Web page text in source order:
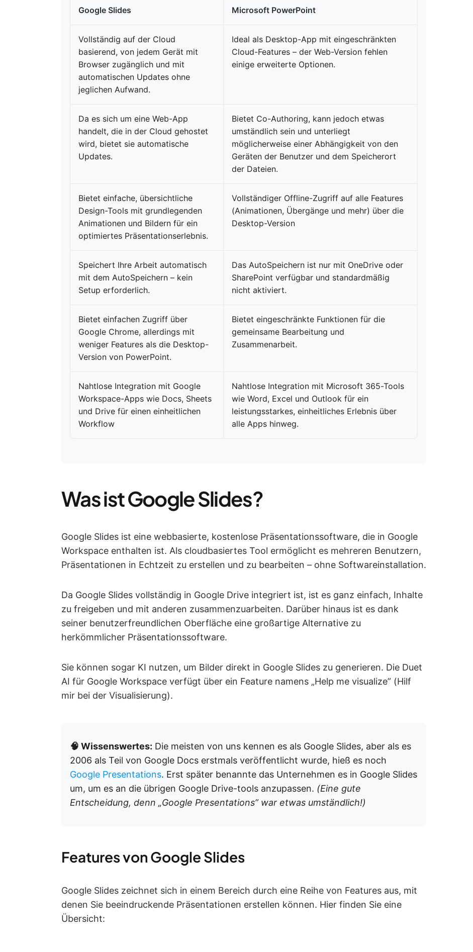
Google Slides Microsoft PowerPoint
Vollständig auf der Cloud
basierend, von jedem Gerät mit
Browser zugänglich und mit
automatischen Updates ohne
jeglichen Aufwand.
Ideal als Desktop-App mit eingeschränkten
Cloud-Features – der Web-Version fehlen
einige erweiterte Optionen.
Da es sich um eine Web-App
handelt, die in der Cloud gehostet
wird, bietet sie automatische
Updates.
Bietet Co-Authoring, kann jedoch etwas
umständlich sein und unterliegt
möglicherweise einer Abhängigkeit von den
Geräten der Benutzer und dem Speicherort
der Dateien.
Bietet einfache, übersichtliche
Design-Tools mit grundlegenden
Animationen und Bildern für ein
optimiertes Präsentationserlebnis.
Vollständiger Offline-Zugriff auf alle Features
(Animationen, Übergänge und mehr) über die
Desktop-Version
Speichert Ihre Arbeit automatisch
mit dem AutoSpeichern – kein
Setup erforderlich.
Das AutoSpeichern ist nur mit OneDrive oder
SharePoint verfügbar und standardmäßig
nicht aktiviert.
Bietet einfachen Zugriff über
Google Chrome, allerdings mit
weniger Features als die Desktop-
Version von PowerPoint.
Bietet eingeschränkte Funktionen für die
gemeinsame Bearbeitung und
Zusammenarbeit.
Nahtlose Integration mit Google
Workspace-Apps wie Docs, Sheets
und Drive für einen einheitlichen
Workflow
Nahtlose Integration mit Microsoft 365-Tools
wie Word, Excel und Outlook für ein
leistungsstarkes, einheitliches Erlebnis über
alle Apps hinweg.
Was ist Google Slides?
Google Slides ist eine webbasierte, kostenlose Präsentationssoftware, die in Google
Workspace enthalten ist. Als cloudbasiertes Tool ermöglicht es mehreren Benutzern,
Präsentationen in Echtzeit zu erstellen und zu bearbeiten – ohne Softwareinstallation.
Da Google Slides vollständig in Google Drive integriert ist, ist es ganz einfach, Inhalte
zu freigeben und mit anderen zusammenzuarbeiten. Darüber hinaus ist es dank
seiner benutzerfreundlichen Oberfläche eine großartige Alternative zu
herkömmlicher Präsentationssoftware.
Sie können sogar KI nutzen, um Bilder direkt in Google Slides zu generieren. Die Duet
AI für Google Workspace verfügt über ein Feature namens „Help me visualize” (Hilf
mir bei der Visualisierung).
🧠 Wissenswertes: Die meisten von uns kennen es als Google Slides, aber als es
2006 als Teil von Google Docs erstmals veröffentlicht wurde, hieß es noch
Google Presentations. Erst später benannte das Unternehmen es in Google Slides
um, um es an die übrigen Google Drive-tools anzupassen. (Eine gute
Entscheidung, denn „Google Presentations” war etwas umständlich!)
Features von Google Slides
Google Slides zeichnet sich in einem Bereich durch eine Reihe von Features aus, mit
denen Sie beeindruckende Präsentationen erstellen können. Hier finden Sie eine
Übersicht: